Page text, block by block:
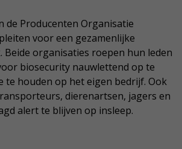
de Producenten Organisatie
voor een gezamenlijke
Beide organisaties roepen hun leden
biosecurity nauwlettend op te
te houden op het eigen bedrijf. Ook
dierenartsen, jagers en
alert te blijven op insleep.